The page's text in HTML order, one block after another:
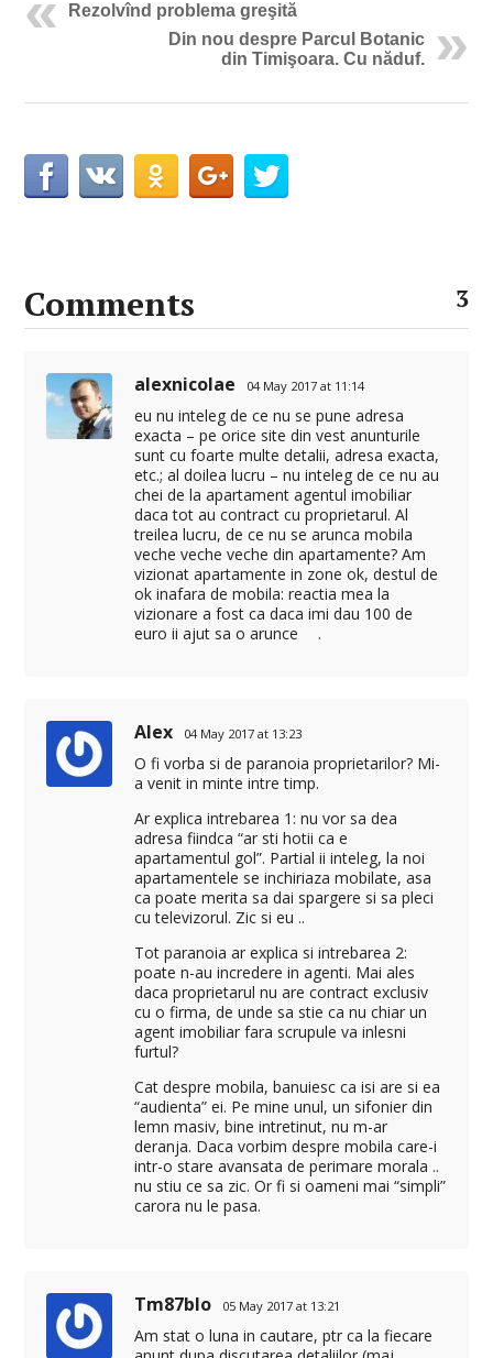
Rezolvînd problema greşită
Din nou despre Parcul Botanic
din Timişoara. Cu năduf.
Comments 3
alexnicolae 04 May 2017 at 11:14
eu nu inteleg de ce nu se pune adresa
exacta – pe orice site din vest anunturile
sunt cu foarte multe detalii, adresa exacta,
etc.; al doilea lucru – nu inteleg de ce nu au
chei de la apartament agentul imobiliar
daca tot au contract cu proprietarul. Al
treilea lucru, de ce nu se arunca mobila
veche veche veche din apartamente? Am
vizionat apartamente in zone ok, destul de
ok inafara de mobila: reactia mea la
vizionare a fost ca daca imi dau 100 de
euro ii ajut sa o arunce .
Alex 04 May 2017 at 13:23
O fi vorba si de paranoia proprietarilor? Mi-
a venit in minte intre timp.
Ar explica intrebarea 1: nu vor sa dea
adresa fiindca “ar sti hotii ca e
apartamentul gol”. Partial ii inteleg, la noi
apartamentele se inchiriaza mobilate, asa
ca poate merita sa dai spargere si sa pleci
cu televizorul. Zic si eu ..
Tot paranoia ar explica si intrebarea 2:
poate n-au incredere in agenti. Mai ales
daca proprietarul nu are contract exclusiv
cu o firma, de unde sa stie ca nu chiar un
agent imobiliar fara scrupule va inlesni
furtul?
Cat despre mobila, banuiesc ca isi are si ea
“audienta” ei. Pe mine unul, un sifonier din
lemn masiv, bine intretinut, nu m-ar
deranja. Daca vorbim despre mobila care-i
intr-o stare avansata de perimare morala ..
nu stiu ce sa zic. Or fi si oameni mai “simpli”
carora nu le pasa.
Tm87blo 05 May 2017 at 13:21
Am stat o luna in cautare, ptr ca la fiecare